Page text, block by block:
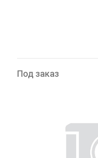
Под заказ